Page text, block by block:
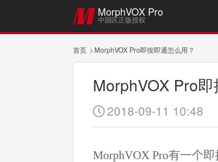
 MorphVOX Pro
中国区正版授权
首页 MorphVOX Pro即按即通怎么用？
MorphVOX Pro
 2018-09-11 10:48
MorphVOX Pro有一个